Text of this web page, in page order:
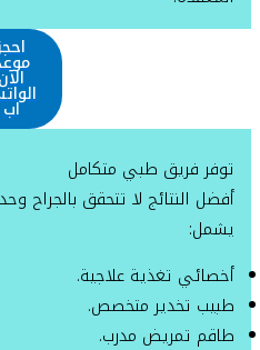
اب
توفر فريق طبي متكامل
أفضل النتائج لا تتحقق بالجراح
يشمل:
أخصائي تغذية علاجية.
طبيب تخدير متخصص.
طاقم تمريض مدرب.